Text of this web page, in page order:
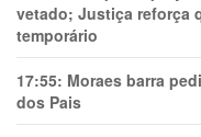
vetado; Justiça reforça
temporário
17:55: Moraes barra
dos Pais